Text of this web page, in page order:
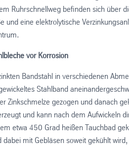
Ruhrschnellweg befinden sich über
und eine elektrolytische
vor Korrosion
Bandstahl in verschiedenen
Stahlband
Zinkschmelze gezogen und danach
und kann nach dem Aufwickeln
etwa 450 Grad heißen Tauchbad
mit Gebläsen soweit gekühlt